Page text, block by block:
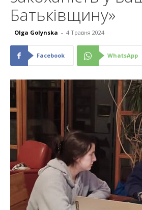
Батьківщину»
Olga Golynska - 4 Травня 2024
Facebook WhatsApp